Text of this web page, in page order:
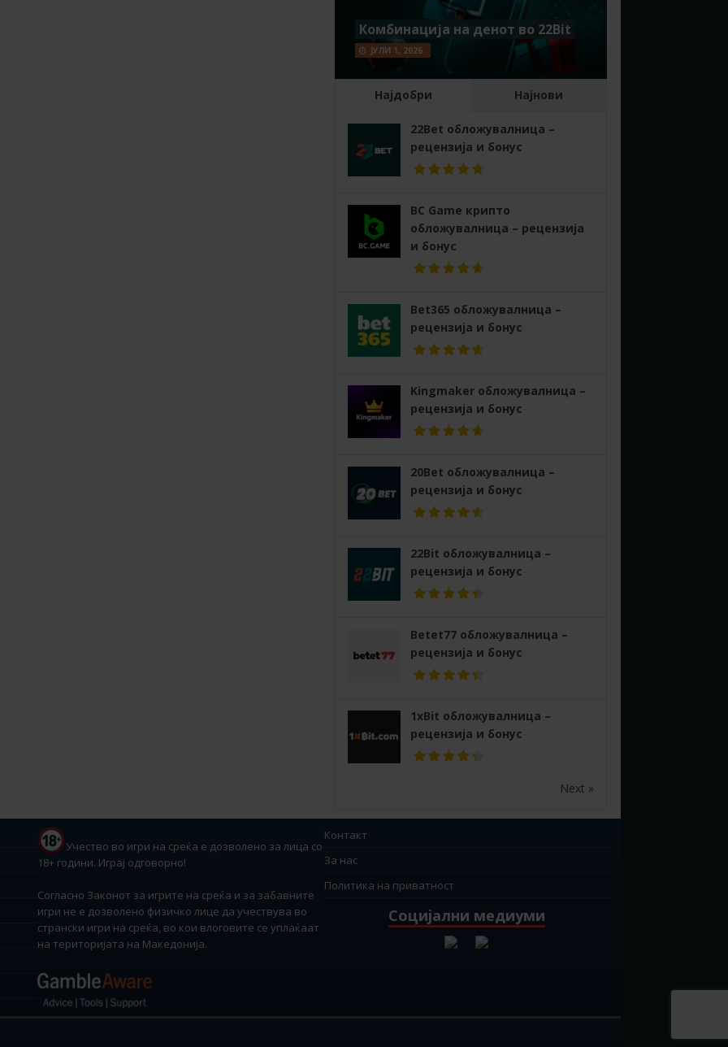
Комбинација на денот во 22Bit
ЈУЛИ 1, 2026
Најдобри Најнови
22Bet обложувалница –
рецензија и бонус
BC Game крипто
обложувалница – рецензија
и бонус
Bet365 обложувалница –
рецензија и бонус
Kingmaker обложувалница –
рецензија и бонус
20Bet обложувалница –
рецензија и бонус
22Bit обложувалница –
рецензија и бонус
Betet77 обложувалница –
рецензија и бонус
1xBit обложувалница –
рецензија и бонус
Next »
Учество во игри на среќа е дозволено за лица со
18+ години. Играј одговорно!
Согласно Законот за игрите на среќа и за забавните
игри не е дозволено физичко лице да учествува во
странски игри на среќа, во кои влоговите се уплаќаат
на територијата на Македонија.
Контакт
За нас
Политика на приватност
Социјални медиуми